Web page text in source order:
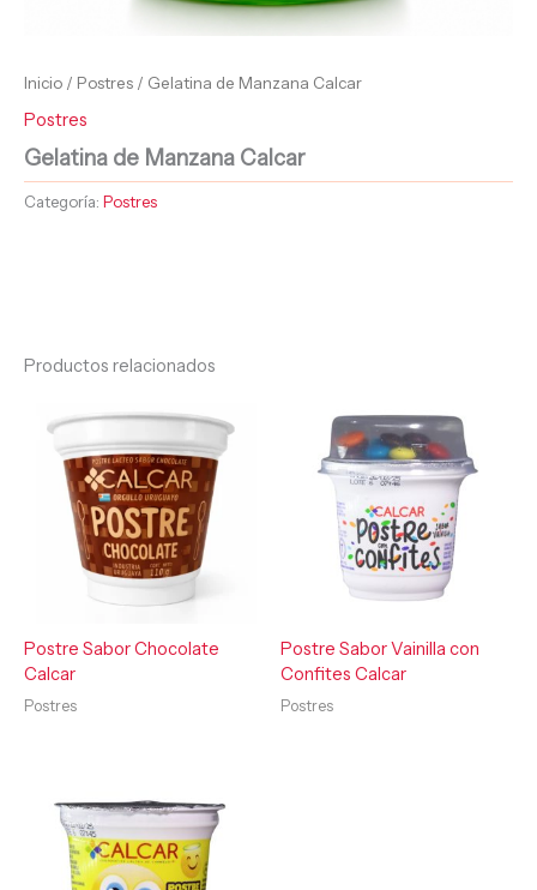
Inicio / Postres / Gelatina de Manzana Calcar
Postres
Gelatina de Manzana Calcar
Categoría: Postres
Productos relacionados
Postre Sabor Chocolate
Calcar
Postres
Postre Sabor Vainilla con
Confites Calcar
Postres